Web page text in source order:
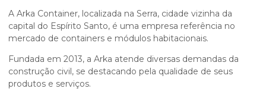
A Arka Container, localizada na Serra, cidade vizinha da
capital do Espírito Santo, é uma empresa referência no
mercado de containers e módulos habitacionais.
Fundada em 2013, a Arka atende diversas demandas da
construção civil, se destacando pela qualidade de seus
produtos e serviços.